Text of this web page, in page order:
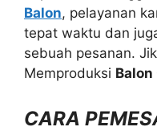
Balon, pelayanan
tepat waktu dan
sebuah pesanan.
Memproduksi
CARA